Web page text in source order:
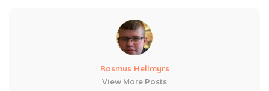
Rasmus Hellmyrs
View More Posts